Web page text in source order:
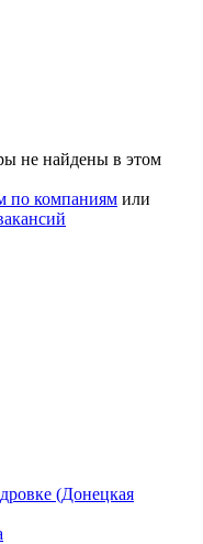
не найдены в этом
по компаниям или
(Донецкая